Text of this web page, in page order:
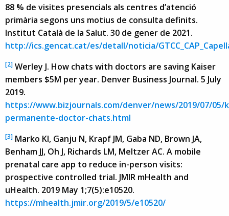
88 % de visites presencials als centres d’atenció
primària segons uns motius de consulta definits.
Institut Català de la Salut. 30 de gener de 2021.
http://ics.gencat.cat/es/detall/noticia/
[2] Werley J. How chats with doctors are saving Kaiser
members $5M per year. Denver Business Journal. 5 July
2019.
https://www.bizjournals.com/denver/news/2019/07/05/
permanente-doctor-chats.html
[3] Marko KI, Ganju N, Krapf JM, Gaba ND, Brown JA,
Benham JJ, Oh J, Richards LM, Meltzer AC. A mobile
prenatal care app to reduce in-person visits:
prospective controlled trial. JMIR mHealth and
uHealth. 2019 May 1;7(5):e10520.
https://mhealth.jmir.org/2019/5/e10520/